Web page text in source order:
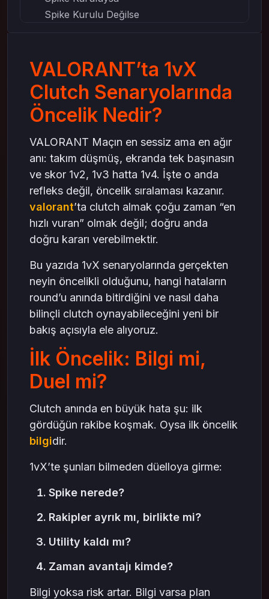
Spike Kurulu Değilse
Utility Kullanımı: Son Ana Saklamak
Mental Kontrol: Panik = Hata
En Sık Yapılan Hatalar
Harita Bilgisi Clutch’ı Nasıl Değiştirir?
Profesyonel Sahne Neyi Gösteriyor?
Topluluk ve Sezon Hareketliliği
Clutch’ta 5 Altın Kural
Sonuç: Öncelik = Kontrol
VALORANT’ta 1vX
Clutch Senaryolarında
Öncelik Nedir?
VALORANT Maçın en sessiz ama en ağır
anı: takım düşmüş, ekranda tek başınasın
ve skor 1v2, 1v3 hatta 1v4. İşte o anda
refleks değil, öncelik sıralaması kazanır.
valorant’ta clutch almak çoğu zaman “en
hızlı vuran” olmak değil; doğru anda
doğru kararı verebilmektir.
Bu yazıda 1vX senaryolarında gerçekten
neyin öncelikli olduğunu, hangi hataların
round’u anında bitirdiğini ve nasıl daha
bilinçli clutch oynayabileceğini yeni bir
bakış açısıyla ele alıyoruz.
İlk Öncelik: Bilgi mi,
Duel mi?
Clutch anında en büyük hata şu: ilk
gördüğün rakibe koşmak. Oysa ilk öncelik
bilgidir.
1vX’te şunları bilmeden düelloya girme:
Spike nerede?
Rakipler ayrık mı, birlikte mi?
Utility kaldı mı?
Zaman avantajı kimde?
Bilgi yoksa risk artar. Bilgi varsa plan